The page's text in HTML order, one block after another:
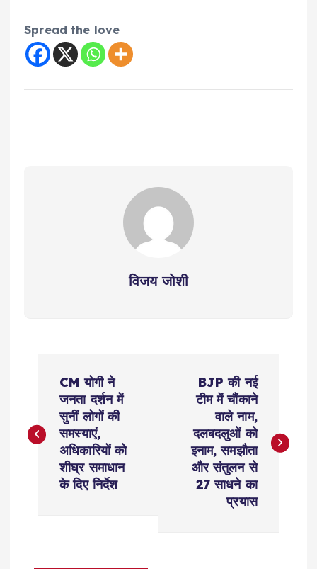
Spread the love
विजय जोशी
s
CM योगी ने
जनता दर्शन में
सुनीं लोगों की
समस्याएं,
अधिकारियों को
शीघ्र समाधान
के दिए निर्देश
BJP की नई
टीम में चौंकाने
वाले नाम,
दलबदलुओं को
इनाम, समझौता
और संतुलन से
27 साधने का
प्रयास